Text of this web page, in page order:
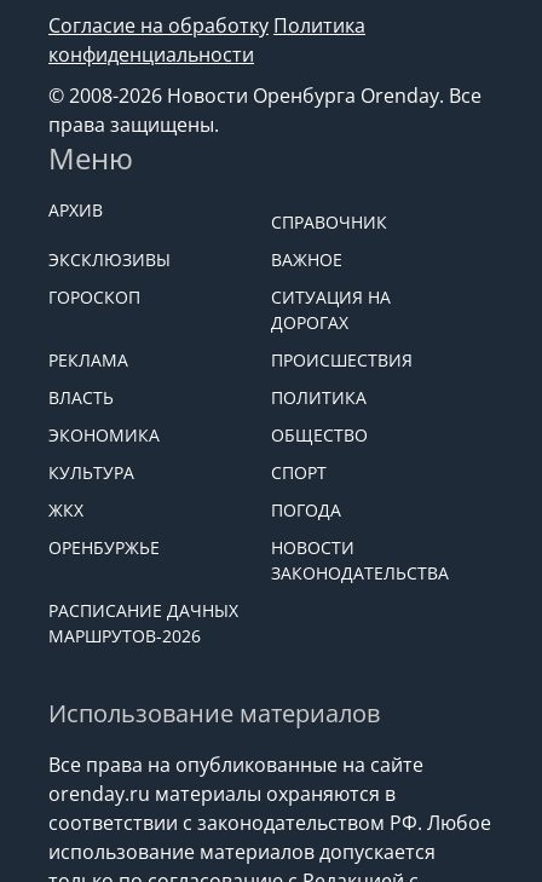
Согласие на обработку Политика
конфиденциальности
© 2008-2026 Новости Оренбурга Orenday. Все
права защищены.
Меню
АРХИВ
СПРАВОЧНИК
ЭКСКЛЮЗИВЫ
ВАЖНОЕ
ГОРОСКОП
СИТУАЦИЯ НА
ДОРОГАХ
РЕКЛАМА
ПРОИСШЕСТВИЯ
ВЛАСТЬ
ПОЛИТИКА
ЭКОНОМИКА
ОБЩЕСТВО
КУЛЬТУРА
СПОРТ
ЖКХ
ПОГОДА
ОРЕНБУРЖЬЕ
НОВОСТИ
ЗАКОНОДАТЕЛЬСТВА
РАСПИСАНИЕ ДАЧНЫХ
МАРШРУТОВ-2026
Использование материалов
Все права на опубликованные на сайте
orenday.ru материалы охраняются в
соответствии с законодательством РФ. Любое
использование материалов допускается